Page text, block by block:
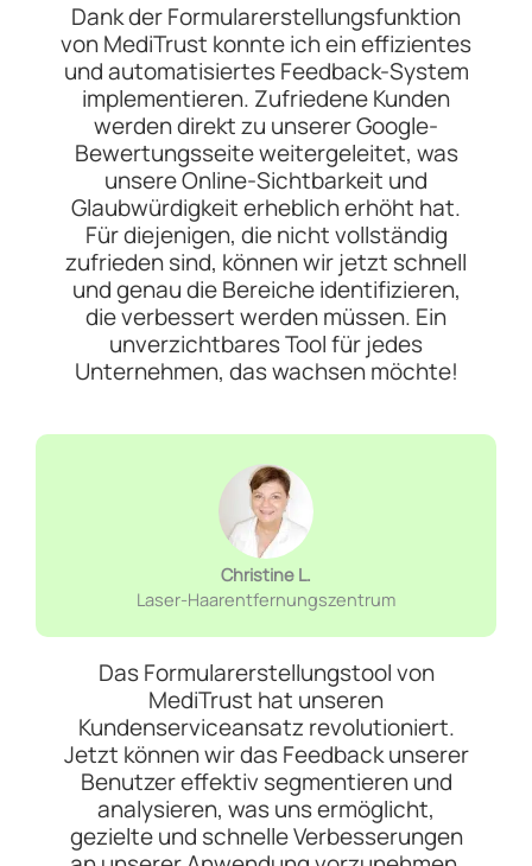
Dank der Formularerstellungsfunktion
von MediTrust konnte ich ein effizientes
und automatisiertes Feedback-System
implementieren. Zufriedene Kunden
werden direkt zu unserer Google-
Bewertungsseite weitergeleitet, was
unsere Online-Sichtbarkeit und
Glaubwürdigkeit erheblich erhöht hat.
Für diejenigen, die nicht vollständig
zufrieden sind, können wir jetzt schnell
und genau die Bereiche identifizieren,
die verbessert werden müssen. Ein
unverzichtbares Tool für jedes
Unternehmen, das wachsen möchte!
Das Formularerstellungstool von
MediTrust hat unseren
Kundenserviceansatz revolutioniert.
Jetzt können wir das Feedback unserer
Benutzer effektiv segmentieren und
analysieren, was uns ermöglicht,
gezielte und schnelle Verbesserungen
Christine L.
Laser-Haarentfernungszentrum